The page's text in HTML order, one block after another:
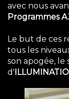
avec nous
Programmes
Le but de ces
tous les
son apogée, le
d'